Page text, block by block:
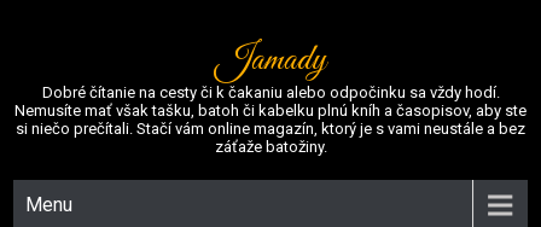
Jamady
Dobré čítanie na cesty či k čakaniu alebo odpočinku sa vždy hodí.
Nemusíte mať však tašku, batoh či kabelku plnú kníh a časopisov, aby ste
si niečo prečítali. Stačí vám online magazín, ktorý je s vami neustále a bez
záťaže batožiny.
Menu